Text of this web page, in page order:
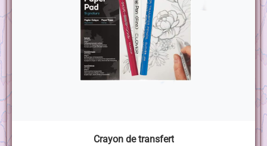
Crayon de transfert